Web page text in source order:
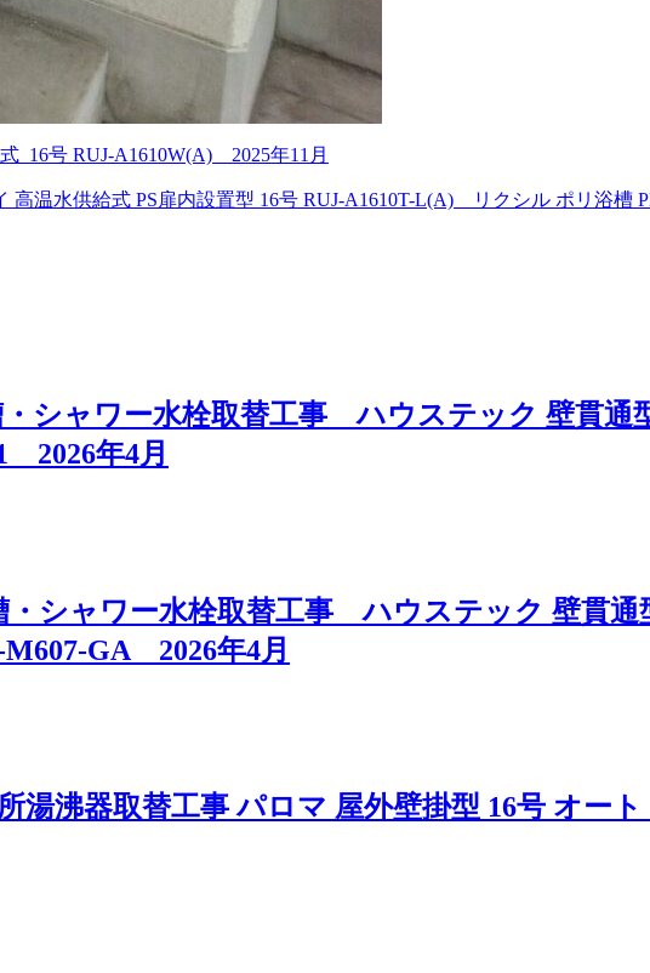
16号 RUJ-A1610W(A) 2025年11月
水供給式 PS扉内設置型 16号 RUJ-A1610T-L(A) リクシル ポリ浴槽
ャワー水栓取替工事 ハウステック 壁貫通
2026年4月
ャワー水栓取替工事 ハウステック 壁貫通
GA 2026年4月
湯沸器取替工事 パロマ 屋外壁掛型 16号 オ